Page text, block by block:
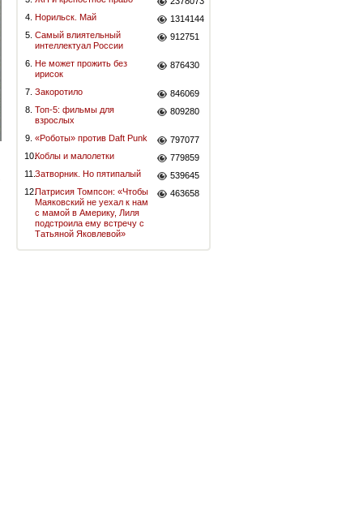
4. Норильск. Май
1314144
5. Самый влиятельный
интеллектуал России
912751
6. Не может прожить без
ирисок
876430
7. Закоротило
846069
8. Топ-5: фильмы для
взрослых
809280
9. «Роботы» против Daft Punk
797077
10.Коблы и малолетки
779859
11.Затворник. Но пятипалый
539645
12.Патрисия Томпсон: «Чтобы
Маяковский не уехал к нам
с мамой в Америку, Лиля
подстроила ему встречу с
Татьяной Яковлевой»
463658